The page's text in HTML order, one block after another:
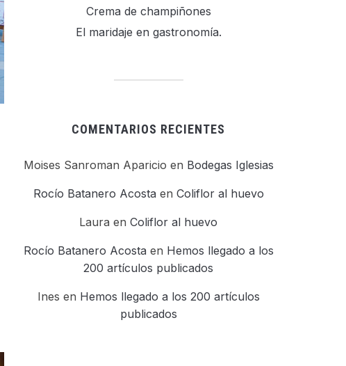
Crema de champiñones
El maridaje en gastronomía.
COMENTARIOS RECIENTES
Moises Sanroman Aparicio en Bodegas Iglesias
Rocío Batanero Acosta en Coliflor al huevo
Laura en Coliflor al huevo
Rocío Batanero Acosta en Hemos llegado a los
200 artículos publicados
Ines en Hemos llegado a los 200 artículos
publicados